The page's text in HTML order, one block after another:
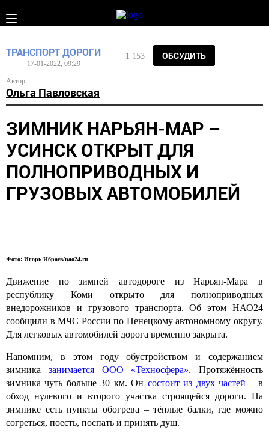
ТРАНСПОРТДОРОГИ
17-01-2022, 09:29
Автор
Ольга Павловская
1 153 ОБСУДИТЬ
ЗИМНИК НАРЬЯН-МАР –
УСИНСК ОТКРЫТ ДЛЯ
ПОЛНОПРИВОДНЫХ И
ГРУЗОВЫХ АВТОМОБИЛЕЙ
Фото: Игорь Ибраев/nao24.ru
Движение по зимней автодороге из Нарьян-Мара в
республику Коми открыто для полноприводных
внедорожников и грузового транспорта. Об этом НАО24
сообщили в МЧС России по Ненецкому автономному округу.
Для легковых автомобилей дорога временно закрыта.
Напомним, в этом году обустройством и содержанием
зимника занимается ООО «Техносфера». Протяжённость
зимника чуть больше 30 км. Он состоит из двух частей – в
обход нулевого и второго участка строящейся дороги. На
зимнике есть пункты обогрева – тёплые балки, где можно
согреться, поесть, поспать и принять душ.